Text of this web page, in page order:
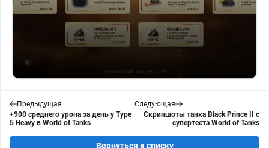
Предыдущая
+900 среднего урона за день у Type
5 Heavy в World of Tanks
Следующая
Скриншоты танка Black Prince II с
супертеста World of Tanks
Вернуться к списку